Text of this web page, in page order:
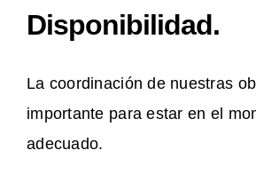
Disponibilidad.
La coordinación de nuestras
importante para estar en el
adecuado.